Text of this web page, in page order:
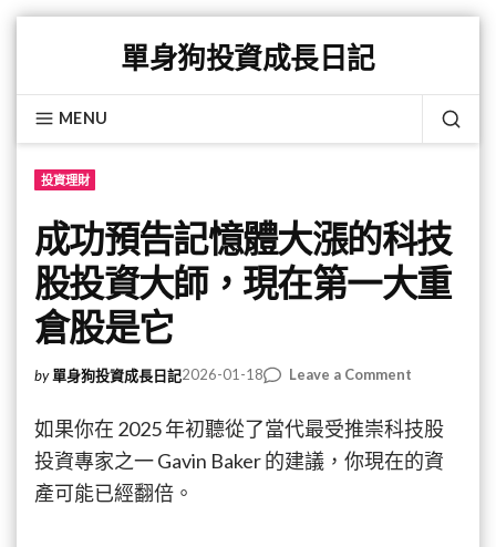
content
單身狗投資成長日記
MENU
投資理財
成功預告記憶體大漲的科技
股投資大師，現在第一大重
倉股是它
by 單身狗投資成長日記2026-01-18 Leave a Commenton
功
預
告
如果你在 2025 年初聽從了當代最受推崇科技股
投資專家之一 Gavin Baker 的建議，你現在的資
產可能已經翻倍。